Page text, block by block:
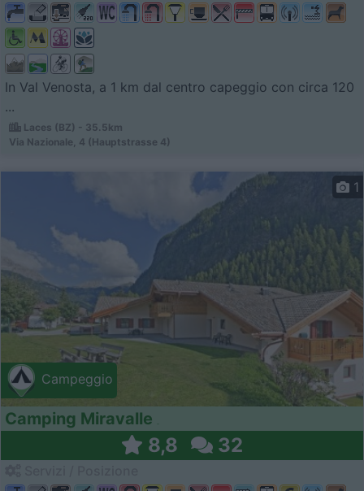
In Val Venosta, a 1 km dal centro capeggio con circa 120
...
Laces (BZ) - 35.5km
Via Nazionale, 4 (Hauptstrasse 4)
Campeggio
1
Camping Miravalle
8,8 32